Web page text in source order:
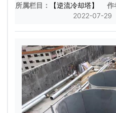
所属栏目： 【逆流冷却塔】 作
2022-07-29